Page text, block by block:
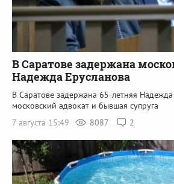
В Саратове задержана
Надежда Ерусланова
В Саратове задержана 65-летняя
московский адвокат и бывшая супруга
7 августа 15:49
8087 2